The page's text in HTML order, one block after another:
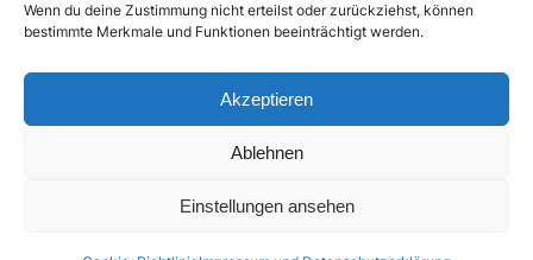
Wenn du deine Zustimmung nicht erteilst oder zurückziehst, können
bestimmte Merkmale und Funktionen beeinträchtigt werden.
Akzeptieren
Ablehnen
Einstellungen ansehen